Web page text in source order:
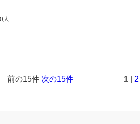
人
前の15件 次の15件 1 2